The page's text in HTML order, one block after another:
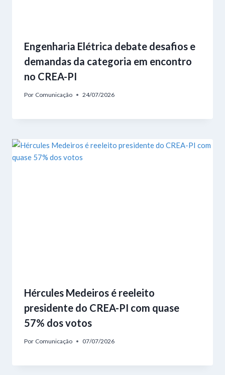
Engenharia Elétrica debate desafios e
demandas da categoria em encontro
no CREA-PI
Por Comunicação 24/07/2026
Hércules Medeiros é reeleito
presidente do CREA-PI com quase
57% dos votos
Por Comunicação 07/07/2026